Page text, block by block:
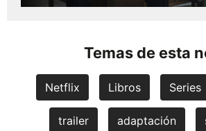
Temas de esta
Netflix Libros Series
trailer adaptación